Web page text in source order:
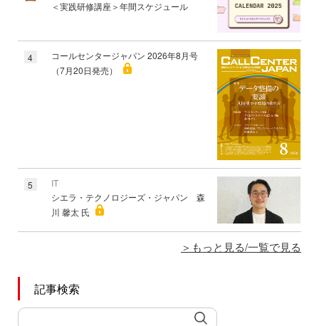
＜実践研修講座＞年間スケジュール
4
コールセンタージャパン 2026年8月号
（7月20日発売）
5
IT
シエラ・テクノロジーズ・ジャパン 森
川 馨太 氏
もっと見る/一覧で見る
記事検索